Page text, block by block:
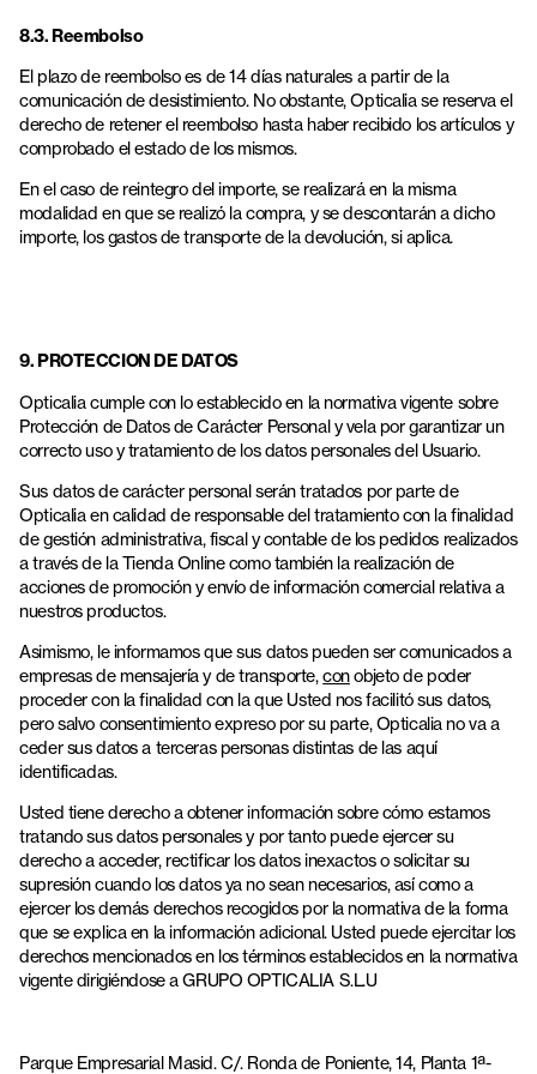
8.3. Reembolso
El plazo de reembolso es de 14 días naturales a partir de la
comunicación de desistimiento. No obstante, Opticalia se reserva el
derecho de retener el reembolso hasta haber recibido los artículos y
comprobado el estado de los mismos.
En el caso de reintegro del importe, se realizará en la misma
modalidad en que se realizó la compra, y se descontarán a dicho
importe, los gastos de transporte de la devolución, si aplica.
9. PROTECCION DE DATOS
Opticalia cumple con lo establecido en la normativa vigente sobre
Protección de Datos de Carácter Personal y vela por garantizar un
correcto uso y tratamiento de los datos personales del Usuario.
Sus datos de carácter personal serán tratados por parte de
Opticalia en calidad de responsable del tratamiento con la finalidad
de gestión administrativa, fiscal y contable de los pedidos realizados
a través de la Tienda Online como también la realización de
acciones de promoción y envío de información comercial relativa a
nuestros productos.
Asimismo, le informamos que sus datos pueden ser comunicados a
empresas de mensajería y de transporte,conobjeto de poder
proceder con la finalidad con la que Usted nos facilitó sus datos,
pero salvo consentimiento expreso por su parte, Opticalia no va a
ceder sus datos a terceras personas distintas de las aquí
identificadas.
Usted tiene derecho a obtener información sobre cómo estamos
tratando sus datos personales y por tanto puede ejercer su
derecho a acceder, rectificar los datos inexactos o solicitar su
supresión cuando los datos ya no sean necesarios, así como a
ejercer los demás derechos recogidos por la normativa de la forma
que se explica en la información adicional. Usted puede ejercitar los
derechos mencionados en los términos establecidos en la normativa
vigente dirigiéndose a GRUPO OPTICALIA S.L.U
Parque Empresarial Masid. C/. Ronda de Poniente, 14, Planta 1ª-